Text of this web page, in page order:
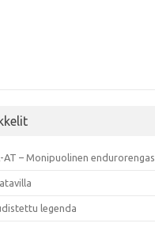
– Monipuolinen endurorengas
legenda